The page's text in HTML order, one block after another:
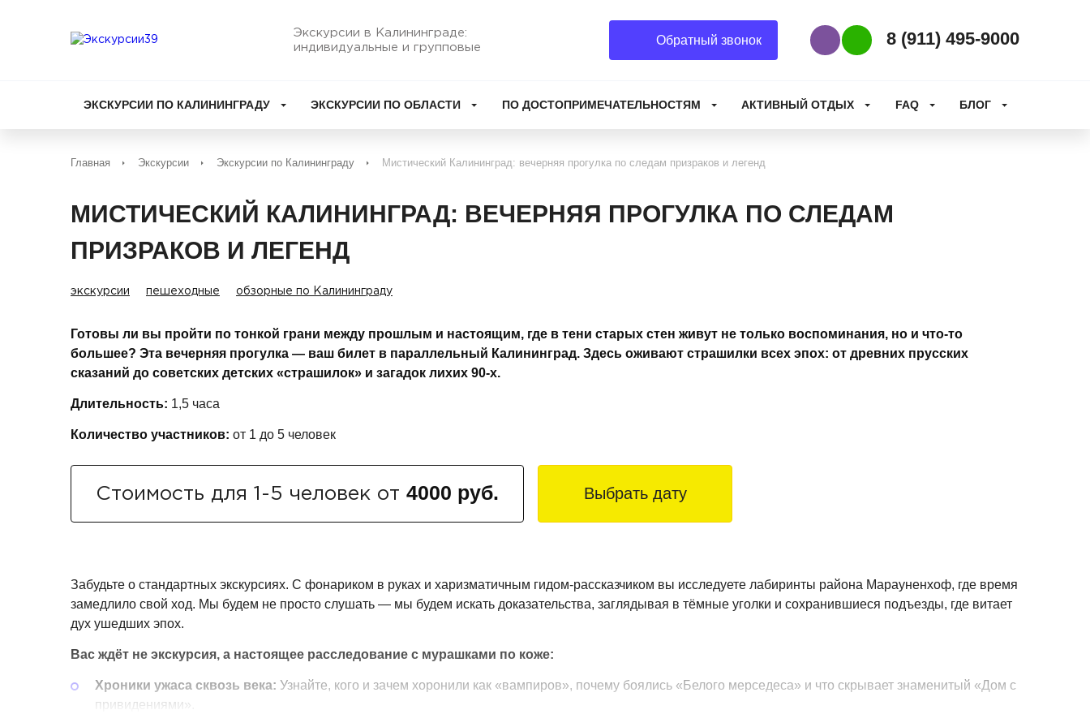
Экскурсии в Калининграде:
индивидуальные и групповые
Обратный звонок
Наш ViberНаш WhatsApp
8 (911) 495-9000
ЭКСКУРСИИ ПО КАЛИНИНГРАДУ ЭКСКУРСИИ ПО ОБЛАСТИ ПО ДОСТОПРИМЕЧАТЕЛЬНОСТЯМ АКТИВНЫЙ ОТДЫХ FAQ БЛОГ
Главная Экскурсии Экскурсии по Калининграду Мистический Калининград: вечерняя прогулка по следам призраков и легенд
МИСТИЧЕСКИЙ КАЛИНИНГРАД: ВЕЧЕРНЯЯ ПРОГУЛКА ПО СЛЕДАМ
ПРИЗРАКОВ И ЛЕГЕНД
экскурсии пешеходные обзорные по Калининграду
Готовы ли вы пройти по тонкой грани между прошлым и настоящим, где в тени старых стен живут не только воспоминания, но и что-то
большее? Эта вечерняя прогулка — ваш билет в параллельный Калининград. Здесь оживают страшилки всех эпох: от древних прусских
сказаний до советских детских «страшилок» и загадок лихих 90-х.
Длительность: 1,5 часа
Количество участников: от 1 до 5 человек
Стоимость для 1-5 человек от 4000 руб. Выбрать дату
Забудьте о стандартных экскурсиях. С фонариком в руках и харизматичным гидом-рассказчиком вы исследуете лабиринты района Марауненхоф, где время
замедлило свой ход. Мы будем не просто слушать — мы будем искать доказательства, заглядывая в тёмные уголки и сохранившиеся подъезды, где витает
дух ушедших эпох.
Вас ждёт не экскурсия, а настоящее расследование с мурашками по коже:
Хроники ужаса сквозь века: Узнайте, кого и зачем хоронили как «вампиров», почему боялись «Белого мерседеса» и что скрывает знаменитый «Дом с
привидениями».